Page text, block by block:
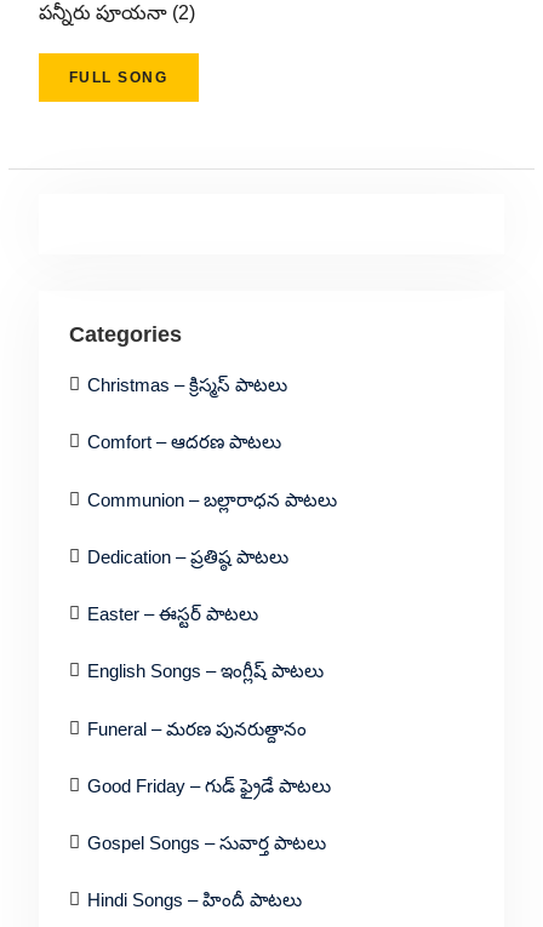
పన్నీరు పూయనా (2)
FULL SONG
Categories
Christmas – క్రిస్మస్ పాటలు
Comfort – ఆదరణ పాటలు
Communion – బల్లారాధన పాటలు
Dedication – ప్రతిష్ఠ పాటలు
Easter – ఈస్టర్ పాటలు
English Songs – ఇంగ్లీష్ పాటలు
Funeral – మరణ పునరుత్దానం
Good Friday – గుడ్ ఫ్రైడే పాటలు
Gospel Songs – సువార్త పాటలు
Hindi Songs – హిందీ పాటలు